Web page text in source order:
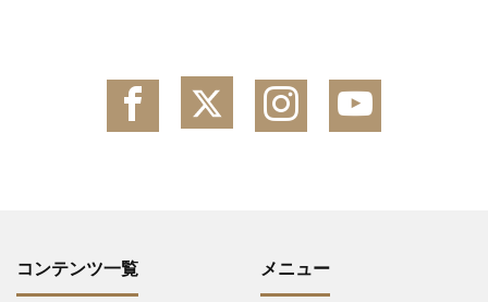
コンテンツ一覧 メニュー